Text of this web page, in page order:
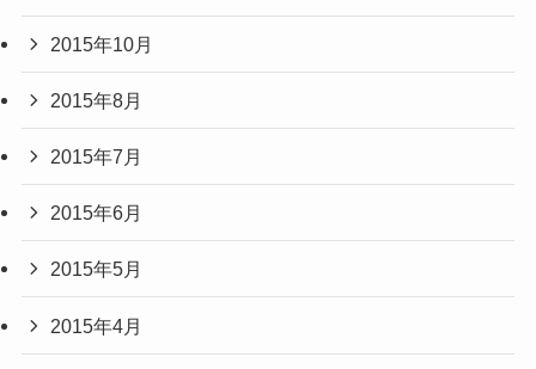
2015年10月
2015年8月
2015年7月
2015年6月
2015年5月
2015年4月